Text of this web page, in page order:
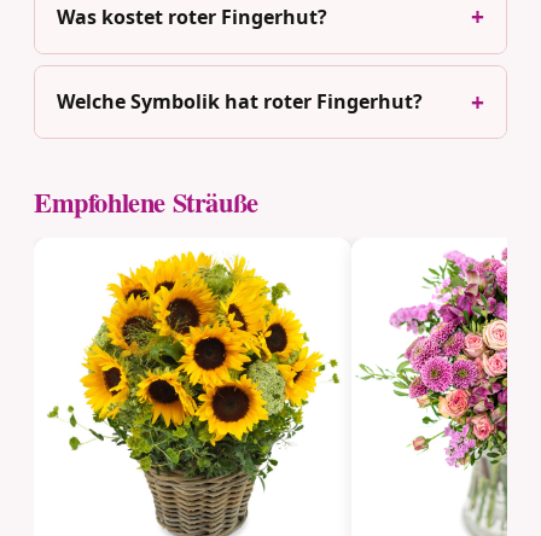
Was kostet roter Fingerhut?
Welche Symbolik hat roter Fingerhut?
Empfohlene Sträuße